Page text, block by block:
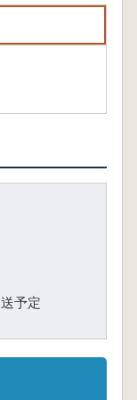
予定